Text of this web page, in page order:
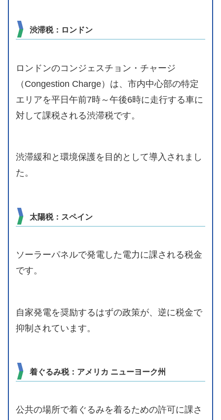
渋滞税：ロンドン
ロンドンのコンジェスチョン・チャージ
（Congestion Charge）は、市内中心部の特定
エリアを平日午前7時～午後6時に走行する車に
対して課税される渋滞税です。
渋滞緩和と環境保護を目的として導入されまし
た。
太陽税：スペイン
ソーラーパネルで発電した電力に課される税金
です。
自家発電を奨励するはずの政策が、逆に税金で
抑制されています。
着ぐるみ税：アメリカ ニューヨーク州
公共の場所で着ぐるみを着るための許可に課さ